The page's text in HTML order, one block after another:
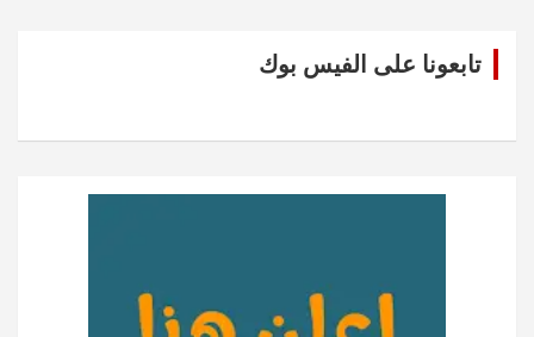
تابعونا على الفيس بوك